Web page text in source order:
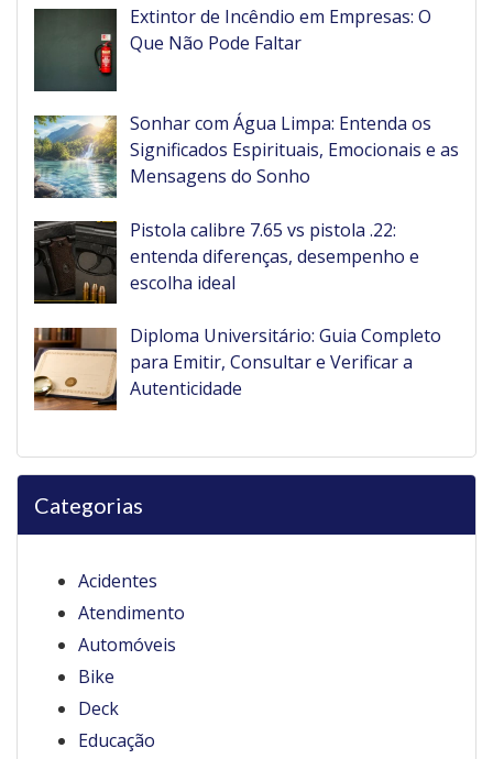
Extintor de Incêndio em Empresas: O
Que Não Pode Faltar
Sonhar com Água Limpa: Entenda os
Significados Espirituais, Emocionais e as
Mensagens do Sonho
Pistola calibre 7.65 vs pistola .22:
entenda diferenças, desempenho e
escolha ideal
Diploma Universitário: Guia Completo
para Emitir, Consultar e Verificar a
Autenticidade
Categorias
Acidentes
Atendimento
Automóveis
Bike
Deck
Educação